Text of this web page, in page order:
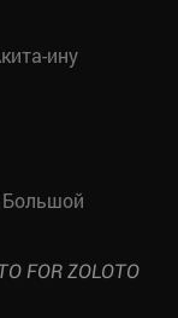
ину
FOR ZOLOTO